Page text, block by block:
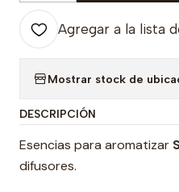
Agregar a la lista
Mostrar stock de
DESCRIPCIÓN
Esencias para aromatizar
difusores.